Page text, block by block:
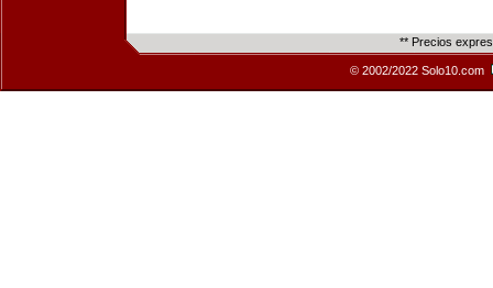
** Precios
© 2002/2022 Solo10.com